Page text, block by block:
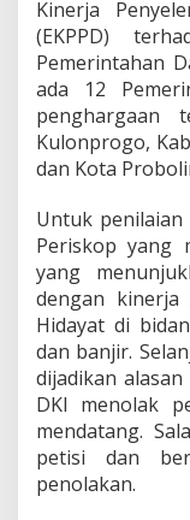
Kinerja
(EKPPD)
Pemerintahan
ada 12
penghargaan
Kulonprogo,
dan Kota
Untuk
Periskop yang
yang
dengan kinerja
Hidayat di
dan banjir.
dijadikan
DKI menolak
mendatang.
petisi dan
penolakan.